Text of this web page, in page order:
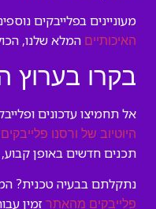
מעוניינים בפלייבקים
האיכותיים המלא שלנו,
בקרו בערוץ
אל תחמיצו עדכונים
היוטיוב של ורסנו פלייבקים
תכנים חדשים באופן קבוע,
נתקלתם בבעיה טכנית?
פלייבקים מהאתר זמין